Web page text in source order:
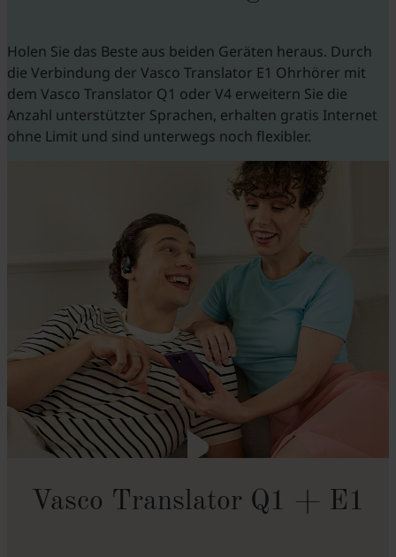
Holen Sie das Beste aus beiden Geräten heraus. Durch
die Verbindung der Vasco Translator E1 Ohrhörer mit
dem Vasco Translator Q1 oder V4 erweitern Sie die
Anzahl unterstützter Sprachen, erhalten gratis Internet
ohne Limit und sind unterwegs noch flexibler.
Vasco Translator Q1 + E1